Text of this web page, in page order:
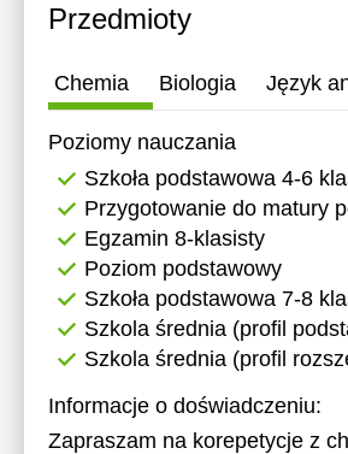
Przedmioty
Chemia Biologia Język
Poziomy nauczania
Szkoła podstawowa 4-6
Przygotowanie do matury
Egzamin 8-klasisty
Poziom podstawowy
Szkoła podstawowa 7-8
Szkola średnia (profil
Szkola średnia (profil
Informacje o doświadczeniu:
Zapraszam na korepetycje z
12:30
13:00
14:00
14:30
15:00
15:30
16:00
16:30
17:00
13:00
14:00
14:30
15:00
15:30
16:00
16:30
17:00